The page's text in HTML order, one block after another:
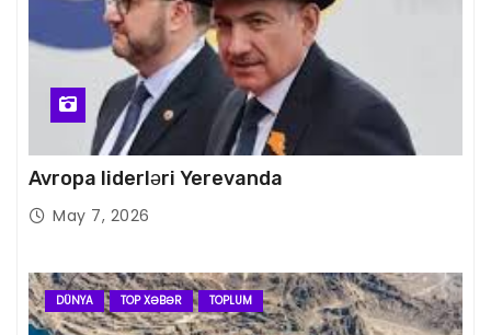
Avropa liderləri Yerevanda
May 7, 2026
DÜNYA TOP XƏBƏR TOPLUM